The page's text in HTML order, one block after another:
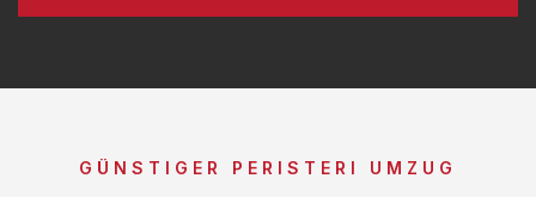
GÜNSTIGER PERISTERI UMZUG